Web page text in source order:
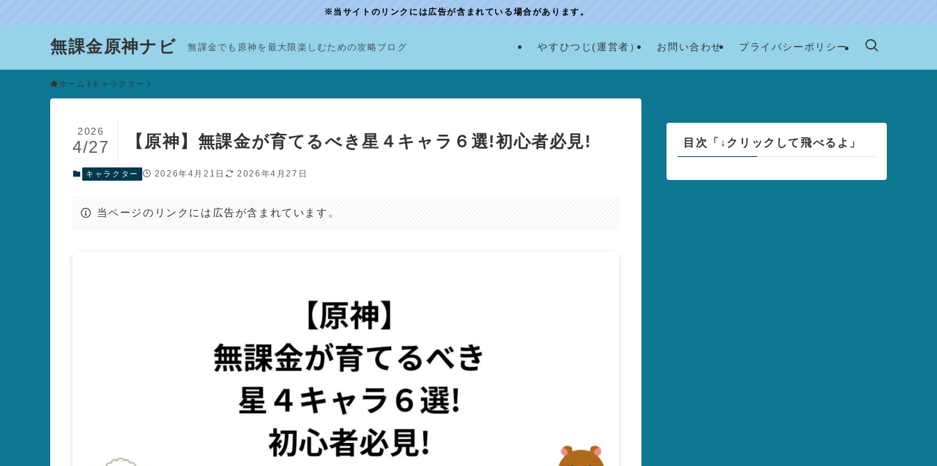
※当サイトのリンクには広告が含まれている場合があります。
無課金原神ナビ 無課金でも原神を最大限楽しむための攻略ブログ やすひつじ(運営者） お問い合わせ プライバシーポリシー
ホーム キャラクター
【原神】無課金が育てるべき星４キャラ６選!初心者必見!
2026
4/27
キャラクター 2026年4月21日 2026年4月27日
当ページのリンクには広告が含まれています。
目次「↓クリックして飛べるよ」